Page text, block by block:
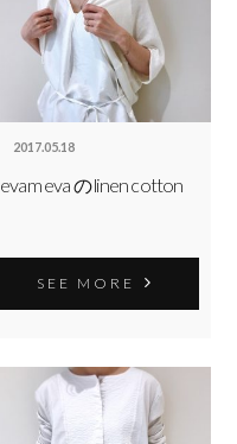
2017.05.18
evam eva の linen cotton
SEE MORE